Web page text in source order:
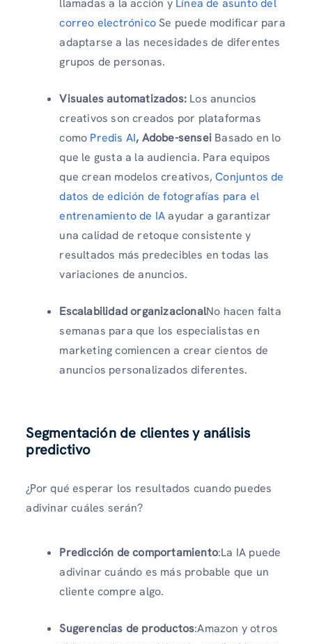
llamadas a la acción y Línea de asunto del
correo electrónicoSe puede modificar para
adaptarse a las necesidades de diferentes
grupos de personas.
Visuales automatizados: Los anuncios
creativos son creados por plataformas
como Predis AI, Adobe-sensei Basado en lo
que le gusta a la audiencia. Para equipos
que crean modelos creativos,Conjuntos de
datos de edición de fotografías para el
entrenamiento de IAayudar a garantizar
una calidad de retoque consistente y
resultados más predecibles en todas las
variaciones de anuncios.
Escalabilidad organizacionalNo hacen falta
semanas para que los especialistas en
marketing comiencen a crear cientos de
anuncios personalizados diferentes.
Segmentación de clientes y análisis
predictivo
¿Por qué esperar los resultados cuando puedes
adivinar cuáles serán?
Predicción de comportamiento:La IA puede
adivinar cuándo es más probable que un
cliente compre algo.
Sugerencias de productos:Amazon y otros